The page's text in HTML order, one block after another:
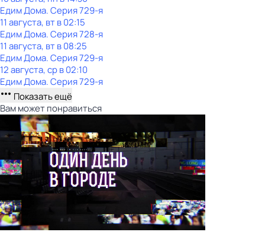
Едим Дома. Серия 729-я
11 августа, вт в 02:15
Едим Дома. Серия 728-я
11 августа, вт в 08:25
Едим Дома. Серия 729-я
12 августа, ср в 02:10
Едим Дома. Серия 729-я
Показать ещё
Вам может понравиться